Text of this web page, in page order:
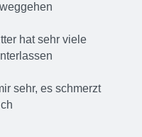
hat sehr viele
sehr, es schmerzt